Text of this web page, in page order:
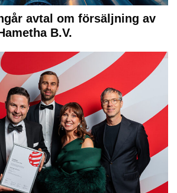
avtal om försäljning av
B.V.